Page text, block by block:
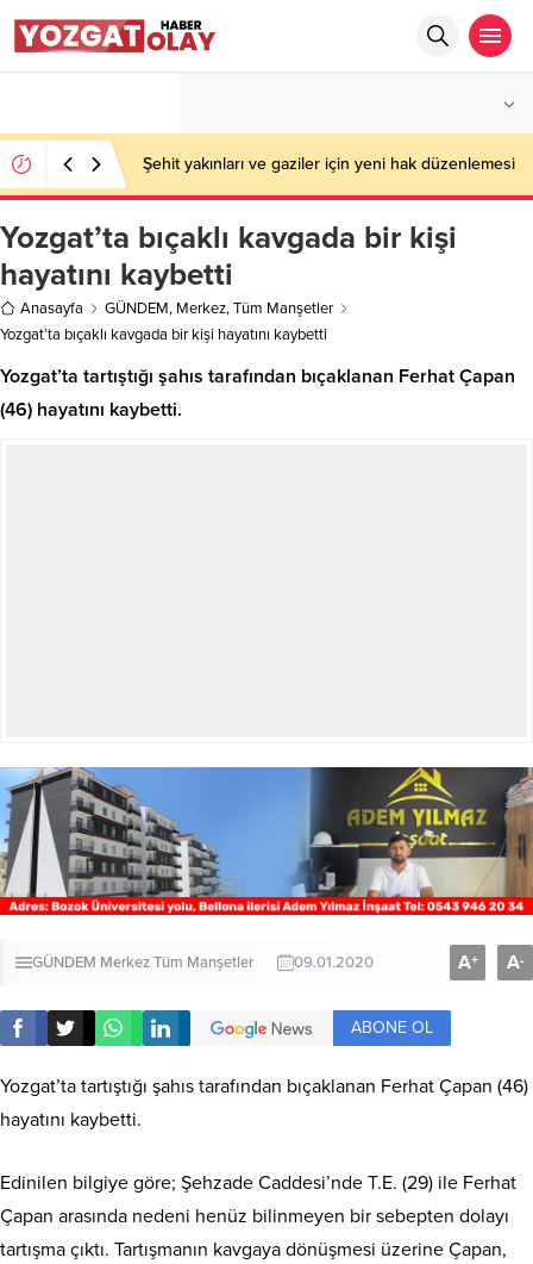
Şehit yakınları ve gaziler için yeni hak düzenlemesi
Yozgat’ta bıçaklı kavgada bir kişi
hayatını kaybetti
Anasayfa GÜNDEM, Merkez,Tüm Manşetler
Yozgat’ta bıçaklı kavgada bir kişi hayatını kaybetti
Yozgat’ta tartıştığı şahıs tarafından bıçaklanan Ferhat Çapan
(46) hayatını kaybetti.
GÜNDEM MerkezTüm Manşetler 09.01.2020 A+ A-
ABONE OL
Yozgat’ta tartıştığı şahıs tarafından bıçaklanan Ferhat Çapan (46)
hayatını kaybetti.
Edinilen bilgiye göre; Şehzade Caddesi’nde T.E. (29) ile Ferhat
Çapan arasında nedeni henüz bilinmeyen bir sebepten dolayı
tartışma çıktı. Tartışmanın kavgaya dönüşmesi üzerine Çapan,